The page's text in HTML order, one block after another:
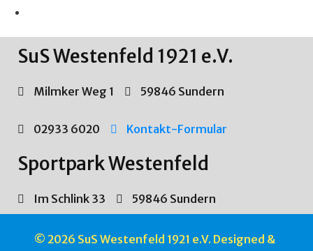
SuS Westenfeld 1921 e.V.
Milmker Weg 1 59846 Sundern
02933 6020 Kontakt-Formular
Sportpark Westenfeld
Im Schlink 33 59846 Sundern
© 2026 SuS Westenfeld 1921 e.V. Designed &